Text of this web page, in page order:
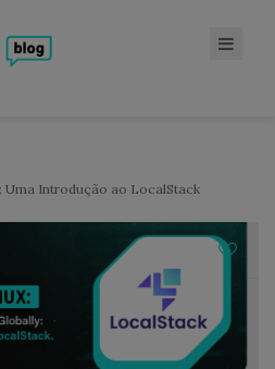
Uma Introdução ao LocalStack